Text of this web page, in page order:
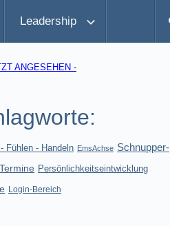
Leadership
ANGESEHEN -
Fühlen - Handeln EmsAchse Schnupper-
Termine Persönlichkeitseintwicklung
Login-Bereich